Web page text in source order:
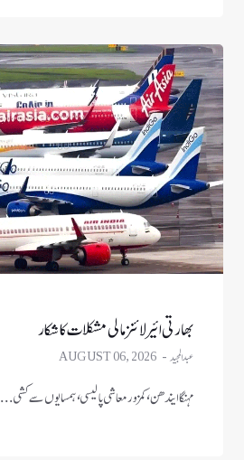
بھارتی ائیر لائنز مالی مشکلات کا شکار
عبدالمجید AUGUST 06, 2026
مہنگا ایندھن، کمزور معاشی پالیسی، ہمسایوں سے کشی ...